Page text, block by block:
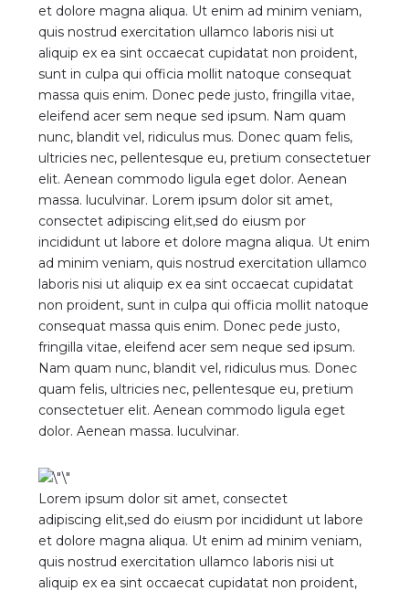
et dolore magna aliqua. Ut enim ad minim veniam,
quis nostrud exercitation ullamco laboris nisi ut
aliquip ex ea sint occaecat cupidatat non proident,
sunt in culpa qui officia mollit natoque consequat
massa quis enim. Donec pede justo, fringilla vitae,
eleifend acer sem neque sed ipsum. Nam quam
nunc, blandit vel, ridiculus mus. Donec quam felis,
ultricies nec, pellentesque eu, pretium consectetuer
elit. Aenean commodo ligula eget dolor. Aenean
massa. luculvinar. Lorem ipsum dolor sit amet,
consectet adipiscing elit,sed do eiusm por
incididunt ut labore et dolore magna aliqua. Ut enim
ad minim veniam, quis nostrud exercitation ullamco
laboris nisi ut aliquip ex ea sint occaecat cupidatat
non proident, sunt in culpa qui officia mollit natoque
consequat massa quis enim. Donec pede justo,
fringilla vitae, eleifend acer sem neque sed ipsum.
Nam quam nunc, blandit vel, ridiculus mus. Donec
quam felis, ultricies nec, pellentesque eu, pretium
consectetuer elit. Aenean commodo ligula eget
dolor. Aenean massa. luculvinar.
Lorem ipsum dolor sit amet, consectet
adipiscing elit,sed do eiusm por incididunt ut labore
et dolore magna aliqua. Ut enim ad minim veniam,
quis nostrud exercitation ullamco laboris nisi ut
aliquip ex ea sint occaecat cupidatat non proident,